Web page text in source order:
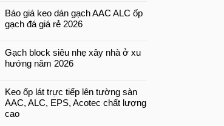
Báo giá keo dán gạch AAC ALC ốp
gạch đá giá rẻ 2026
Gạch block siêu nhẹ xây nhà ở xu
hướng năm 2026
Keo ốp lát trực tiếp lên tường sàn
AAC, ALC, EPS, Acotec chất lượng
cao